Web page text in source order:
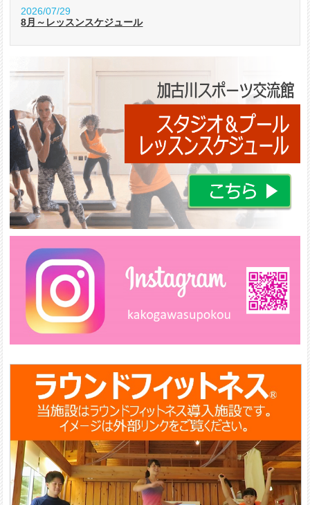
2026/07/29
8月～レッスンスケジュール